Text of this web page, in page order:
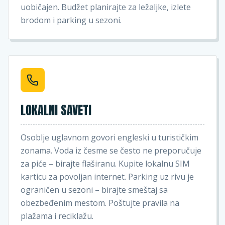
uobičajen. Budžet planirajte za ležaljke, izlete
brodom i parking u sezoni.
LOKALNI SAVETI
Osoblje uglavnom govori engleski u turističkim
zonama. Voda iz česme se često ne preporučuje
za piće – birajte flaširanu. Kupite lokalnu SIM
karticu za povoljan internet. Parking uz rivu je
ograničen u sezoni – birajte smeštaj sa
obezbeđenim mestom. Poštujte pravila na
plažama i reciklažu.